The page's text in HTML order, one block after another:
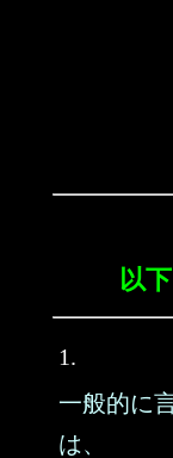
以
1.
一般的に
は、